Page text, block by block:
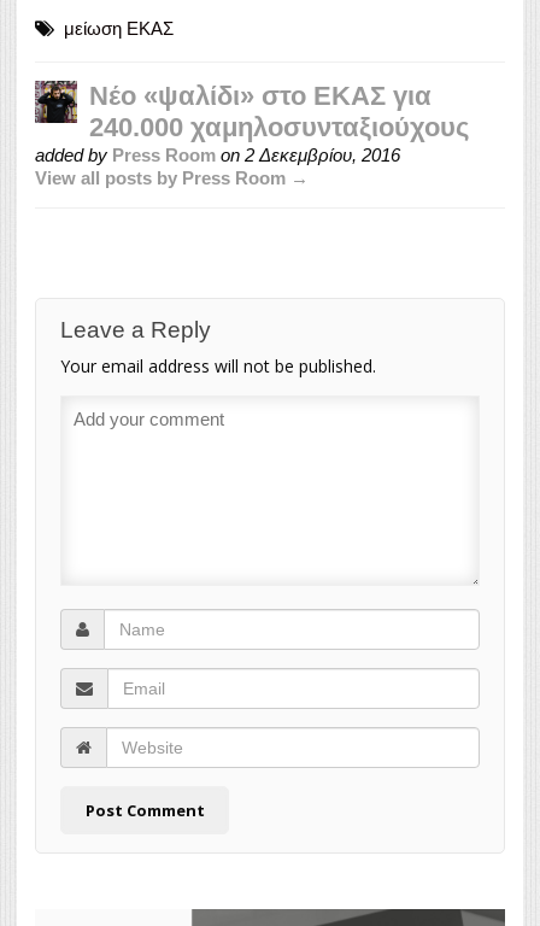
μείωση ΕΚΑΣ
Νέο «ψαλίδι» στο ΕΚΑΣ για
240.000 χαμηλοσυνταξιούχους
added by Press Room on 2 Δεκεμβρίου, 2016
View all posts by Press Room →
Leave a Reply
Your email address will not be published.